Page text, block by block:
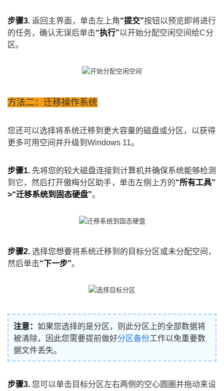
步骤3. 返回主界面，单击左上角“提交”按钮以预览即将进行
的任务，确认无误后单击“执行”以开始分配空闲空间给C分
区。
方法二：迁移操作系统
您还可以选择将系统迁移到更大容量的磁盘或分区，以获得
更多可用空间并升级到Windows 11。
步骤1. 先将您的较大磁盘连接到计算机并确保系统能够检测
到它，然后打开傲梅分区助手，单击左侧上方的“所有工具”
>“迁移系统到固态硬盘”。
步骤2. 选择您想要将系统迁移到的目标分区或未分配空间，
然后单击“下一步”。
注意： 如果您选择的是分区，则此分区上的全部数据将
被清除，因此您需要提前做好分区备份工作以免重要数
据文件丢失。
步骤3. 您可以单击目标分区左右两侧的空心圆圈并拖动来设